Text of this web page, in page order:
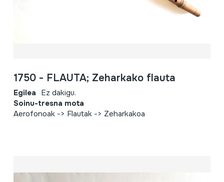
1750 - FLAUTA; Zeharkako flauta
Egilea Ez dakigu.
Soinu-tresna mota
Aerofonoak -> Flautak -> Zeharkakoa